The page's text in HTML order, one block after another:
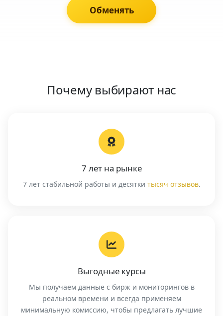
Обменять
Почему выбирают нас
7 лет на рынке
7 лет стабильной работы и десятки тысяч отзывов.
Выгодные курсы
Мы получаем данные с бирж и мониторингов в
реальном времени и всегда применяем
минимальную комиссию, чтобы предлагать лучшие